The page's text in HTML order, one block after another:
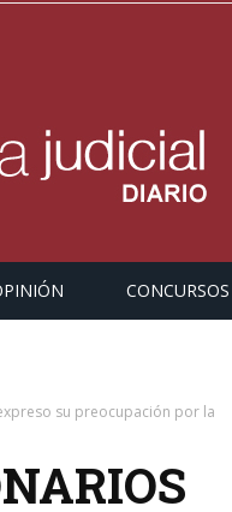
CONCURSOS
su preocupación por la